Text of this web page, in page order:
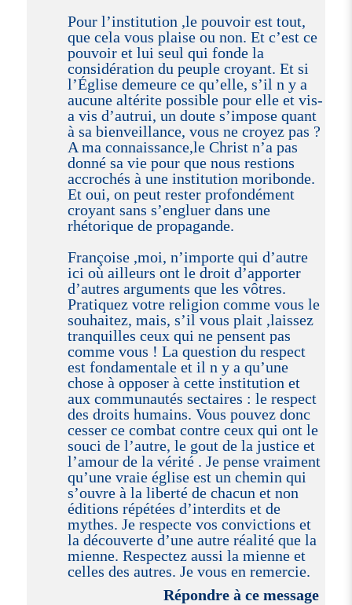
Pour l’institution ,le pouvoir est tout,
que cela vous plaise ou non. Et c’est ce
pouvoir et lui seul qui fonde la
considération du peuple croyant. Et si
l’Église demeure ce qu’elle, s’il n y a
aucune altérite possible pour elle et vis-
a vis d’autrui, un doute s’impose quant
à sa bienveillance, vous ne croyez pas ?
A ma connaissance,le Christ n’a pas
donné sa vie pour que nous restions
accrochés à une institution moribonde.
Et oui, on peut rester profondément
croyant sans s’engluer dans une
rhétorique de propagande.
Françoise ,moi, n’importe qui d’autre
ici où ailleurs ont le droit d’apporter
d’autres arguments que les vôtres.
Pratiquez votre religion comme vous le
souhaitez, mais, s’il vous plait ,laissez
tranquilles ceux qui ne pensent pas
comme vous ! La question du respect
est fondamentale et il n y a qu’une
chose à opposer à cette institution et
aux communautés sectaires : le respect
des droits humains. Vous pouvez donc
cesser ce combat contre ceux qui ont le
souci de l’autre, le gout de la justice et
l’amour de la vérité . Je pense vraiment
qu’une vraie église est un chemin qui
s’ouvre à la liberté de chacun et non
éditions répétées d’interdits et de
mythes. Je respecte vos convictions et
la découverte d’une autre réalité que la
mienne. Respectez aussi la mienne et
celles des autres. Je vous en remercie.
Répondre à ce message